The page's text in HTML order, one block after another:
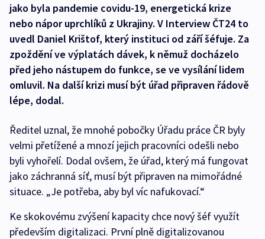
jako byla pandemie covidu-19, energetická krize
nebo nápor uprchlíků z Ukrajiny. V Interview ČT24 to
uvedl Daniel Krištof, který instituci od září šéfuje. Za
zpoždění ve výplatách dávek, k němuž docházelo
před jeho nástupem do funkce, se ve vysílání lidem
omluvil. Na další krizi musí být úřad připraven řádově
lépe, dodal.
Ředitel uznal, že mnohé pobočky Úřadu práce ČR byly
velmi přetížené a mnozí jejich pracovníci odešli nebo
byli vyhořelí. Dodal ovšem, že úřad, který má fungovat
jako záchranná síť, musí být připraven na mimořádné
situace. „Je potřeba, aby byl víc nafukovací.“
Ke skokovému zvýšení kapacity chce nový šéf využít
především digitalizaci. První plně digitalizovanou